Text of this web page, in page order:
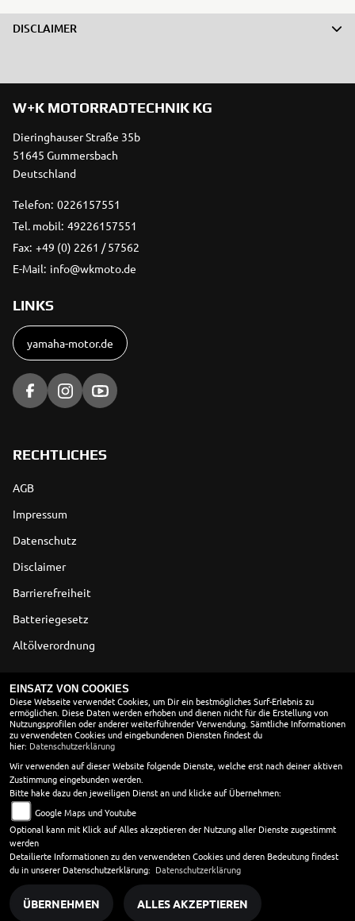
DISCLAIMER
W+K MOTORRADTECHNIK KG
Dieringhauser Straße 35b
51645 Gummersbach
Deutschland
Telefon: 0226157551
Tel. mobil: 49226157551
Fax: +49 (0) 2261 / 57562
E-Mail: info@wkmoto.de
LINKS
yamaha-motor.de
RECHTLICHES
AGB
Impressum
Datenschutz
Disclaimer
Barrierefreiheit
Batteriegesetz
Altölverordnung
ÖFFNUNGSZEITEN
Montag:
10:00 - 18:00
Dienstag:
10:00 - 18:00
Mittwoch:
10:00 - 18:00
Donnerstag:
10:00 - 18:00
Freitag:
10:00 - 18:00
Samstag:
geschlossen
Sonntag:
geschlossen
Öffnungszeiten. Montags bis Freitags von 10 - 18 Uhr.
EINSATZ VON COOKIES
Diese Webseite verwendet Cookies, um Dir ein bestmögliches Surf-Erlebnis zu
ermöglichen. Diese Daten werden erhoben und dienen nicht für die Erstellung von
Nutzungsprofilen oder anderer weiterführender Verwendung. Sämtliche Informationen
zu verwendeten Cookies und eingebundenen Diensten findest du
hier: Datenschutzerklärung
Wir verwenden auf dieser Website folgende Dienste, welche erst nach deiner aktiven
Zustimmung eingebunden werden.
Bitte hake dazu den jeweiligen Dienst an und klicke auf Übernehmen:
Google Maps und Youtube
Optional kann mit Klick auf Alles akzeptieren der Nutzung aller Dienste zugestimmt
werden
Detailierte Informationen zu den verwendeten Cookies und deren Bedeutung findest
du in unserer Datenschutzerklärung: Datenschutzerklärung
ÜBERNEHMEN ALLES AKZEPTIEREN